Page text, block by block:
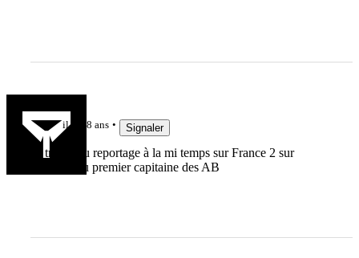
il y a 8 ans Signaler
Et très beau reportage à la mi temps sur France 2 sur
l'histoire du premier capitaine des AB